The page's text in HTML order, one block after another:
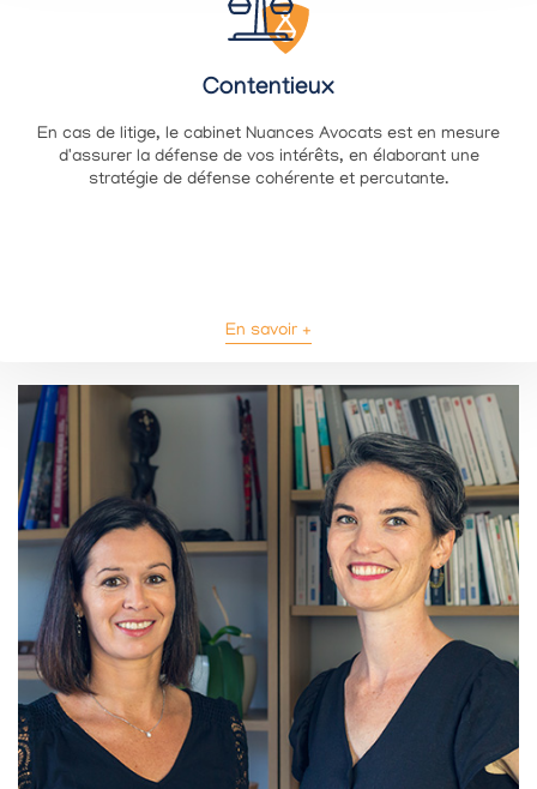
Contentieux
En cas de litige, le cabinet Nuances Avocats est en mesure
d'assurer la défense de vos intérêts, en élaborant une
stratégie de défense cohérente et percutante.
En savoir +